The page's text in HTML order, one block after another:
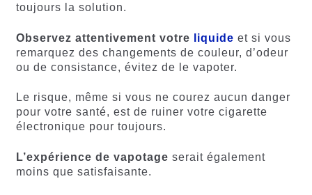
toujours la solution.
Observez attentivement votre liquide et si vous
remarquez des changements de couleur, d’odeur
ou de consistance, évitez de le vapoter.
Le risque, même si vous ne courez aucun danger
pour votre santé, est de ruiner votre cigarette
électronique pour toujours.
L’expérience de vapotage serait également
moins que satisfaisante.